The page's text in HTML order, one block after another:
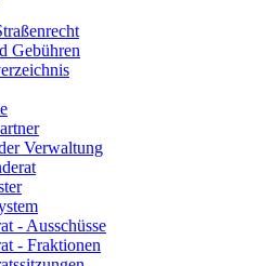
Gebühren
Verwaltung
- Ausschüsse
- Fraktionen